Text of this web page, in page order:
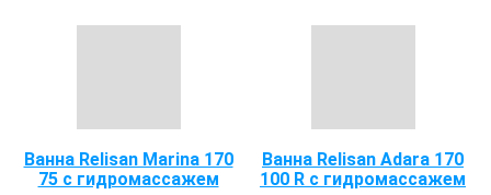
Ванна Relisan Marina 170
75 с гидромассажем
Ванна Relisan Adara 170
100 R с гидромассажем